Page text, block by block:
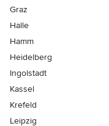
Graz
Halle
Hamm
Heidelberg
Ingolstadt
Kassel
Krefeld
Leipzig